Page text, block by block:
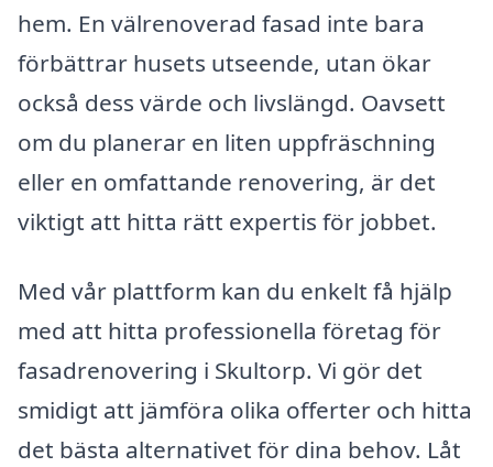
hem. En välrenoverad fasad inte bara
förbättrar husets utseende, utan ökar
också dess värde och livslängd. Oavsett
om du planerar en liten uppfräschning
eller en omfattande renovering, är det
viktigt att hitta rätt expertis för jobbet.
Med vår plattform kan du enkelt få hjälp
med att hitta professionella företag för
fasadrenovering i Skultorp. Vi gör det
smidigt att jämföra olika offerter och hitta
det bästa alternativet för dina behov. Låt